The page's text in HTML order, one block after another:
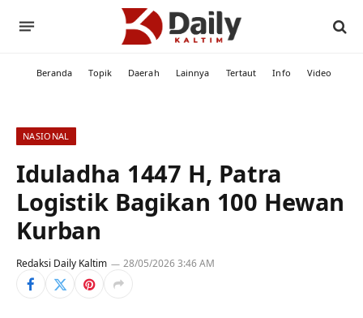
Beranda Topik Daerah Lainnya Tertaut Info Video
NASIONAL
Iduladha 1447 H, Patra
Logistik Bagikan 100 Hewan
Kurban
Redaksi Daily Kaltim 28/05/2026 3:46 AM